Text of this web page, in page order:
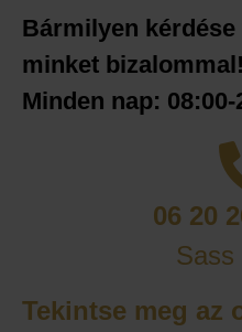
Bármilyen kérdése
minket bizalommal!
Minden nap: 08:00-
06 20
Sass
Tekintse meg az